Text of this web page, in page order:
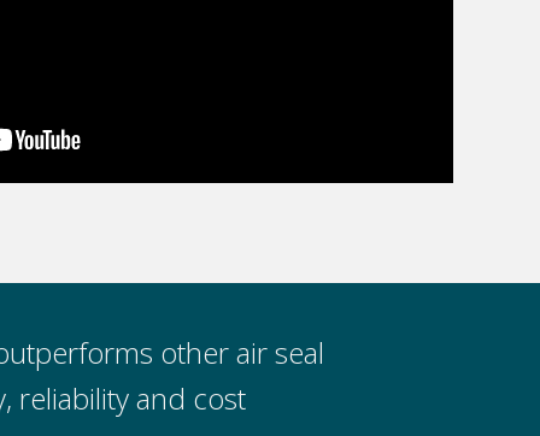
other air seal
reliability and cost